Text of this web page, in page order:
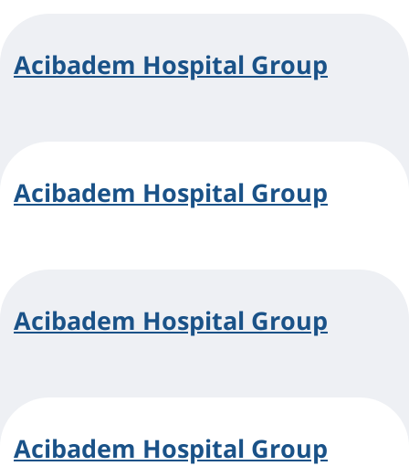
Acibadem Hospital Group
Acibadem Hospital Group
Acibadem Hospital Group
Acibadem Hospital Group